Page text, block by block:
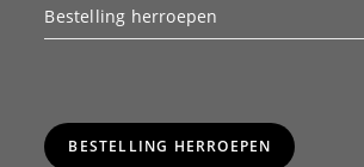
Bestelling herroepen
BESTELLING HERROEPEN